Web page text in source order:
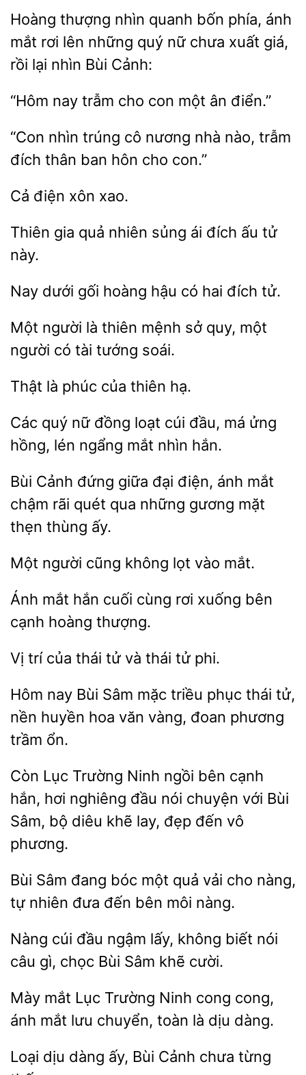
Hoàng thượng nhìn quanh bốn phía, ánh
mắt
lên những quý nữ chưa xuất giá,
nhìn Bùi Cảnh:
“Hôm trẫm cho ân điển.”
“Con nhìn trúng cô nương nhà nào,
thân ban hôn cho
xao.
Thiên gia quả nhiên sủng
đích
này.
Nay hậu có hai đích tử.
Một người thiên
sở quy, một
có tài tướng soái.
phúc của thiên
quý nữ đồng loạt cúi đầu, má
hồng, lén
mắt nhìn hắn.
Bùi
giữa đại điện, ánh mắt
chậm rãi
qua những gương mặt
thẹn thùng ấy.
Một người cũng mắt.
Ánh mắt hắn cuối
xuống
cạnh hoàng thượng.
của thái tử và tử phi.
Hôm nay Bùi mặc
phục thái tử,
nền huyền hoa văn vàng, đoan
trầm ổn.
Còn Lục Trường Ninh ngồi bên cạnh
hơi nghiêng đầu nói chuyện với Bùi
bộ
khẽ lay, đẹp đến vô
phương.
Bùi Sâm bóc
quả vải cho nàng,
tự
đưa đến bên môi nàng.
Nàng cúi đầu ngậm lấy, không biết nói
câu gì,
Sâm cười.
Mày
Lục Trường Ninh cong cong,
ánh mắt lưu chuyển,
là dàng.
dịu dàng ấy, Bùi
chưa